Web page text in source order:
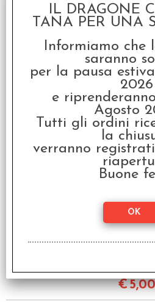
OFFERTA
- Summoner
Mazzo
Potere di
€ 10,00
€5,00
OFFERTA
- Summoner
Carica di
€5,00
IL DRAGONE
TANA PER UNA
Informiamo che
saranno
per la pausa
2026
e
Agosto
Tutti gli ordini
la
verranno
Buone